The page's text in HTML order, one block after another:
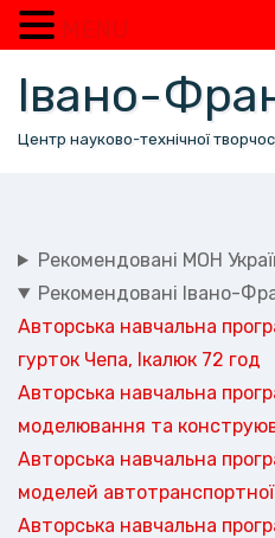
вмісту
Івано-
Центр науково-технічної
Рекомендовані МОН
Рекомендовані Івано-
Авторська навчальна
гурток Чепа, Ікалюк 72 год
Авторська навчальна
моделювання та
Авторська навчальна
моделей автотранспортної
Авторська навчальна
MENU